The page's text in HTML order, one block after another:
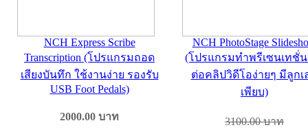
NCH Express Scribe
Transcription (โปรแกรมถอด
เสียงบันทึก ใช้งานง่าย รองรับ
USB Foot Pedals)
2000.00 บาท
NCH PhotoStage
(โปรแกรมทำพรีเซนเทชั่
ต่อคลิปวิดีโอง่ายๆ มีลูกเ
เพียบ)
3100.00บาท